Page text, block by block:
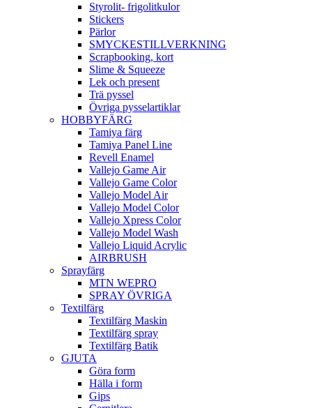
Styrolit- frigolitkulor
Stickers
Pärlor
SMYCKESTILLVERKNING
Scrapbooking, kort
Slime & Squeeze
Lek och present
Trä pyssel
Övriga pysselartiklar
HOBBYFÄRG
Tamiya färg
Tamiya Panel Line
Revell Enamel
Vallejo Game Air
Vallejo Game Color
Vallejo Model Air
Vallejo Model Color
Vallejo Xpress Color
Vallejo Model Wash
Vallejo Liquid Acrylic
AIRBRUSH
Sprayfärg
MTN WEPRO
SPRAY ÖVRIGA
Textilfärg
Textilfärg Maskin
Textilfärg spray
Textilfärg Batik
GJUTA
Göra form
Hälla i form
Gips